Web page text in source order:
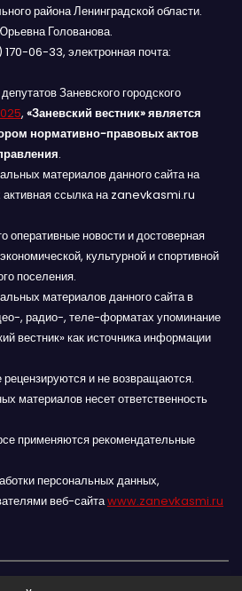
района Ленинградской области.
Голованова.
06-33, электронная почта:
Заневского городского
, «Заневский вестник» является
нормативно-правовых актов
.
материалов данного сайта на
ссылка на zanevkasmi.ru
оперативные новости и достоверная
культурной и спортивной
поселения.
материалов данного сайта в
, радио-, теле-форматах упоминание
вестник» как источника информации
и не возвращаются.
материалов несет ответственность
применяются рекомендательные
персональных данных,
веб-сайтаwww.zanevkasmi.ru